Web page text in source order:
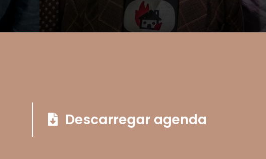
Descarregar agenda